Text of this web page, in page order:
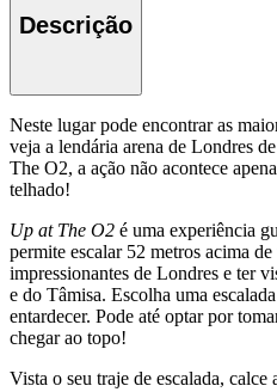
Descrição
Neste lugar pode encontrar as
veja a lendária arena de Londres
The O2, a ação não acontece
telhado!
Up at The O2 é uma experiência
permite escalar 52 metros acima
impressionantes de Londres e ter
e do Tâmisa. Escolha uma
entardecer. Pode até optar por
chegar ao topo!
Vista o seu traje de escalada, calce